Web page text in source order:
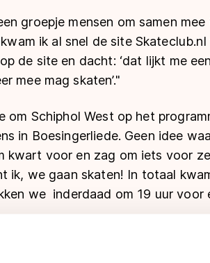
groepje mensen om samen
ik al snel de site
de site en dacht: ‘dat lijkt me
mee mag skaten’."
Schiphol West op het
in Boesingerliede. Geen idee
voor en zag om iets voor
ik, we gaan skaten! In totaal
we inderdaad om 19 uur voor
de beurt naast een van de